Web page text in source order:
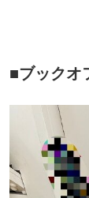
■ブックオ